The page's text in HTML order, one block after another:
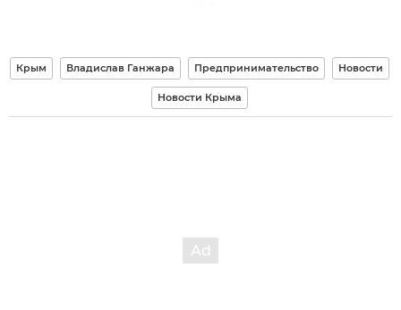
Крым Владислав Ганжара Предпринимательство Новости
Новости Крыма